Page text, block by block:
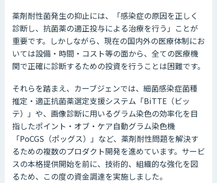
薬剤耐性菌発生の抑止には、「感染症の原因を正しく
診断し、抗菌薬の適正投与による治療を行う」ことが
重要です。しかしながら、現在の国内外の医療体制にお
いては設備・時間・コスト等の面から、全ての医療機
関で正確に診断するための投資を行うことは困難です。
それらを踏まえ、カーブジェンでは、細菌感染症菌種
推定・適正抗菌薬選定支援システム「BiTTE（ビッ
テ）」や、画像診断に用いるグラム染色の効率化を目
指したポイント・オブ・ケア自動グラム染色機
「PoCGS（ポッグス）」など、薬剤耐性問題を解決す
るための複数のプロダクト開発を進めています。サービ
スの本格提供開始を前に、技術的、組織的な強化を図
るため、この度の資金調達を実施しました。